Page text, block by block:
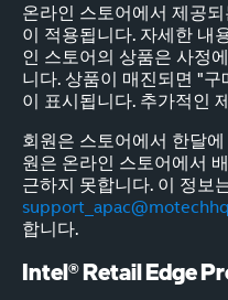
온라인 스토어에서 제공
이 적용됩니다. 자세한 내
인 스토어의 상품은 사정
니다. 상품이 매진되면 "
이 표시됩니다. 추가적인
회원은 스토어에서 한달
원은 온라인 스토어에서
근하지 못합니다. 이 정보
합니다.
Intel® Retail Edge